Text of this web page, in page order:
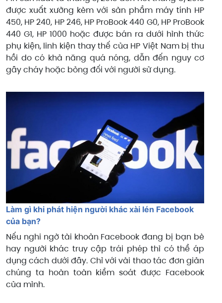
được xuất xưởng kèm với sản phẩm máy tính HP
450, HP 240, HP 246, HP ProBook 440 G0, HP ProBook
440 G1, HP 1000 hoặc được bán ra dưới hình thức
phụ kiện, linh kiện thay thế của HP Việt Nam bị thu
hồi do có khả năng quá nóng, dẫn đến nguy cơ
gây cháy hoặc bỏng đối với người sử dụng.
Làm gì khi phát hiện người khác xài lén Facebook
của bạn?
Nếu nghi ngờ tài khoản Facebook đang bị bạn bè
hay người khác truy cập trái phép thì có thể áp
dụng cách dưới đây. Chỉ với vài thao tác đơn giản
chúng ta hoàn toàn kiểm soát được Facebook
của mình.